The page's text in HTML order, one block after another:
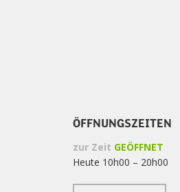
ÖFFNUNGSZEITEN
zur Zeit GEÖFFNET
Heute 10h00 – 20h00